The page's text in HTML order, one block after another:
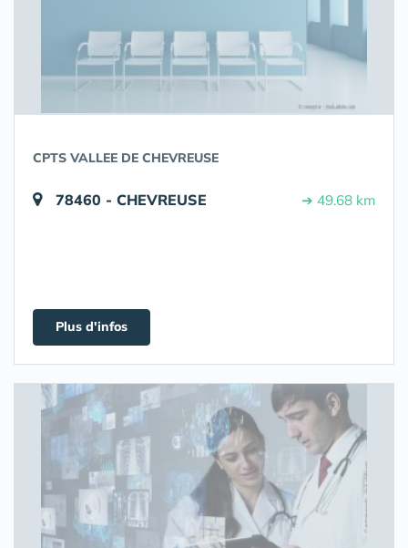
CPTS VALLEE DE CHEVREUSE
78460 - CHEVREUSE ➔ 49.68 km
Plus d'infos